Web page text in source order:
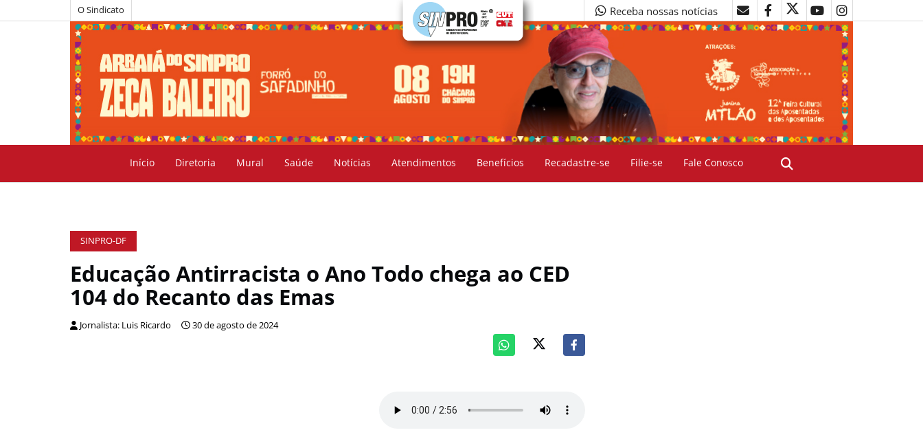
O Sindicato Receba nossas notícias
Início Diretoria Mural Saúde Notícias Atendimentos Benefícios Recadastre-se Filie-se Fale Conosco
SINPRO-DF
Educação Antirracista o Ano Todo chega ao CED
104 do Recanto das Emas
Jornalista: Luis Ricardo 30 de agosto de 2024